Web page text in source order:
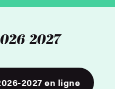
2027
2027 en ligne